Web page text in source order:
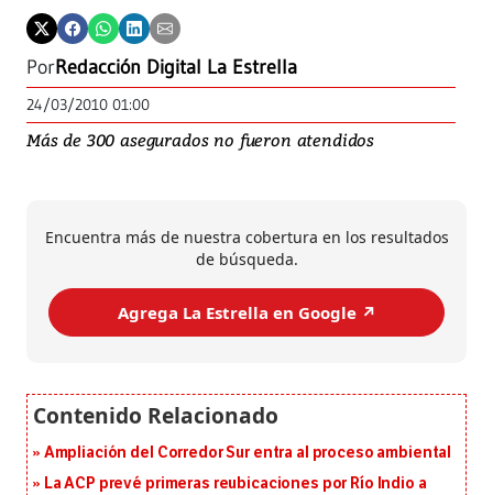
PorRedacción Digital La Estrella
24/03/2010 01:00
Más de 300 asegurados no fueron atendidos
Encuentra más de nuestra cobertura en los resultados
de búsqueda.
Agrega La Estrella en Google ↗️
Ampliación del Corredor Sur entra al proceso ambiental
La ACP prevé primeras reubicaciones por Río Indio a